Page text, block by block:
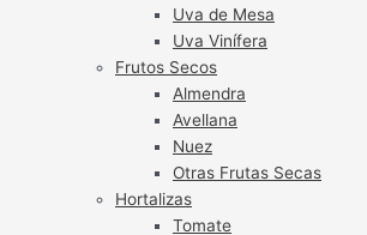
Uva de Mesa
Uva Vinífera
Frutos Secos
Almendra
Avellana
Nuez
Otras Frutas Secas
Hortalizas
Tomate